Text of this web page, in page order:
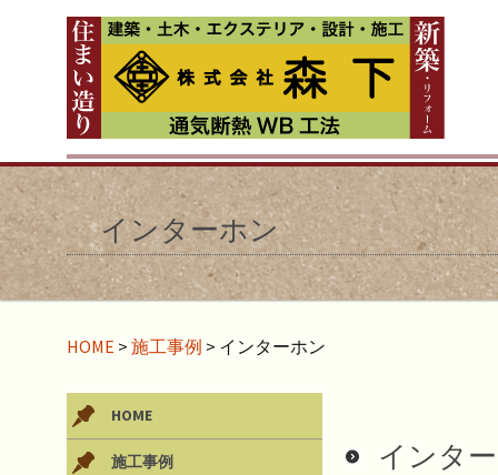
インターホン
HOME > 施工事例 > インターホン
インタ
HOME
施工事例